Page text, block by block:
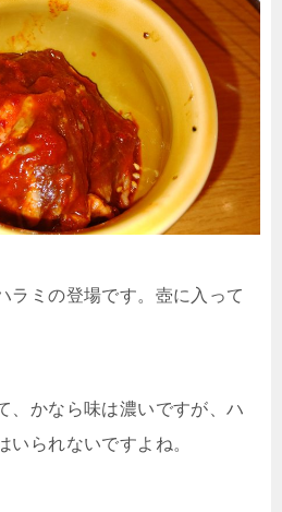
ラミの登場です。壺に入って
、かなら味は濃いですが、ハ
いられないですよね。